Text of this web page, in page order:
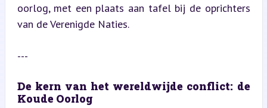
oorlog, met een plaats aan tafel bij de oprichters
van de Verenigde Naties.
---
De kern van het wereldwijde conflict: de
Koude Oorlog